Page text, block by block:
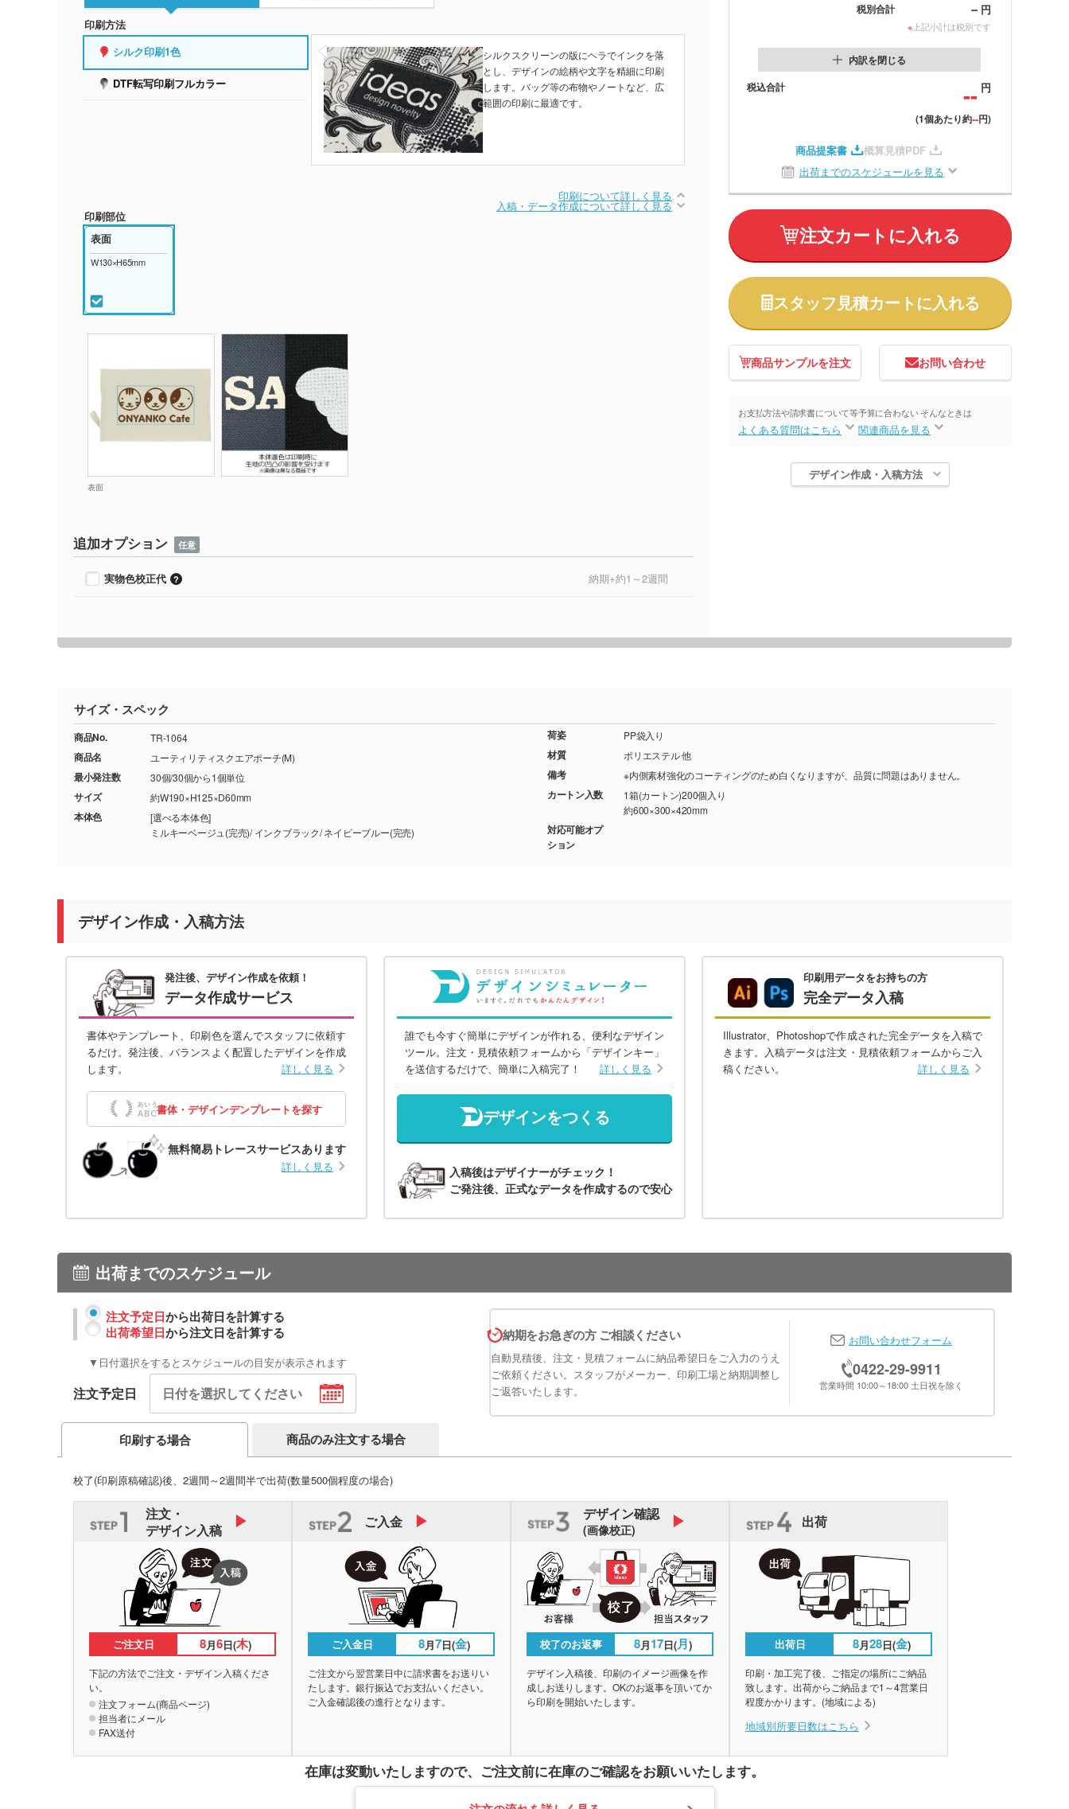
印刷方法
シルク印刷1色
DTF転写印刷フルカラー
シルクスクリーンの版にヘラでインクを落
とし、デザインの絵柄や文字を精細に印刷
します。バッグ等の布物やノートなど、広
範囲の印刷に最適です。
印刷について詳しく見る
入稿・データ作成について詳しく見る
印刷部位
表面
W130×H65mm
表面
追加オプション 任意
実物色校正代 納期+約1～2週間
税別合計 -- 円
※ 上記小計は税別です
内訳を閉じる
税込合計
-- 円
(1個あたり約--円)
商品提案書
概算見積PDF
出荷までのスケジュールを見る
注文カートに入れる
スタッフ見積カートに入れる
商品サンプルを注文 お問い合わせ
お支払方法や請求書について等
よくある質問はこちら
予算に合わない そんなときは
関連商品を見る
デザイン作成・入稿方法
サイズ・スペック
商品No. TR-1064
商品名 ユーティリティスクエアポーチ(M)
最小発注数 30個/30個から1個単位
サイズ 約W190×H125×D60mm
本体色
[選べる本体色]
ミルキーベージュ(完売)/ インクブラック/ ネイビーブルー(完売)
荷姿 PP袋入り
材質 ポリエステル 他
備考 ※内側素材強化のコーティングのため白くなりますが、品質に問題はありません。
カートン入数
1箱(カートン)200個入り
約600×300×420mm
対応可能オプ
ション
デザイン作成・入稿方法
発注後、デザイン作成を依頼！
データ作成サービス
書体やテンプレート、印刷色を選んでスタッフに依頼す
るだけ。発注後、バランスよく配置したデザインを作成
します。
詳しく見る
書体・デザインデンプレートを探す
無料簡易トレースサービスあります
詳しく見る
誰でも今すぐ簡単にデザインが作れる、便利なデザイン
ツール。注文・見積依頼フォームから「デザインキー」
を送信するだけで、簡単に入稿完了！
詳しく見る
デザインをつくる
入稿後はデザイナーがチェック！
ご発注後、正式なデータを作成するので安心
印刷用データをお持ちの方
完全データ入稿
Illustrator、Photoshopで作成された完全データを入稿で
きます。入稿データは注文・見積依頼フォームからご入
稿ください。
詳しく見る
出荷までのスケジュール
注文予定日から出荷日を計算する
出荷希望日から注文日を計算する
▼日付選択をするとスケジュールの目安が表示されます
注文予定日
納期をお急ぎの方 ご相談ください
自動見積後、注文・見積フォームに納品希望日をご入力のうえ
ご依頼ください。スタッフがメーカー、印刷工場と納期調整し
ご返答いたします。
お問い合わせフォーム
0422-29-9911
営業時間 10:00～18:00 土日祝を除く
印刷する場合 商品のみ注文する場合
校了(印刷原稿確認)後、2週間～2週間半で出荷(数量500個程度の場合)
注文・
デザイン入稿
ご注文日 8月6日(木)
下記の方法でご注文・デザイン入稿くださ
い。
注文フォーム(商品ページ)
担当者にメール
FAX送付
ご入金
ご入金日 8月7日(金)
ご注文から翌営業日中に請求書をお送りい
たします。銀行振込でお支払いください。
ご入金確認後の進行となります。
デザイン確認
(画像校正)
校了のお返事 8月17日(月)
デザイン入稿後、印刷のイメージ画像を作
成しお送りします。OKのお返事を頂いてか
ら印刷を開始いたします。
出荷
出荷日 8月28日(金)
印刷・加工完了後、ご指定の場所にご納品
致します。出荷からご納品まで1～4営業日
程度かかります。(地域による)
地域別所要日数はこちら
在庫は変動いたしますので、 ご注文前に在庫のご確認をお願いいたします。